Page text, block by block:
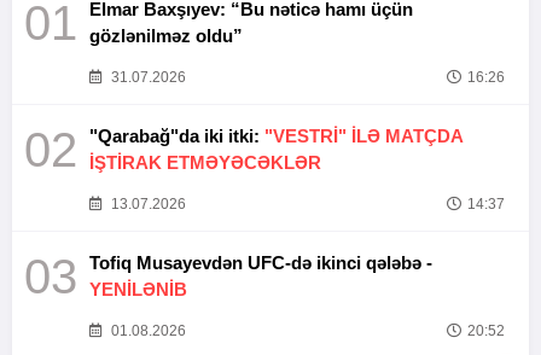
01
Elmar Baxşıyev: “Bu nəticə hamı üçün
gözlənilməz oldu”
31.07.2026 16:26
02 "Qarabağ"da iki itki: "VESTRİ" İLƏ MATÇDA
İŞTİRAK ETMƏYƏCƏKLƏR
13.07.2026 14:37
03
Tofiq Musayevdən UFC-də ikinci qələbə -
YENİLƏNİB
01.08.2026 20:52